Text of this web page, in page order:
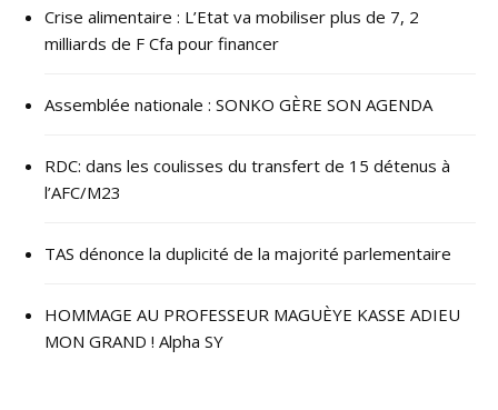
Crise alimentaire : L’Etat va mobiliser plus de 7, 2
milliards de F Cfa pour financer
Assemblée nationale : SONKO GÈRE SON AGENDA
RDC: dans les coulisses du transfert de 15 détenus à
l’AFC/M23
TAS dénonce la duplicité de la majorité parlementaire
HOMMAGE AU PROFESSEUR MAGUÈYE KASSE ADIEU
MON GRAND ! Alpha SY